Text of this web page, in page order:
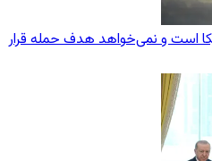
است و نمی‌خواهد هدف حمله قرار